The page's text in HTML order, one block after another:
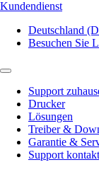
Kundendienst
Deutschland
Besuchen Sie
Support
Drucker
Lösungen
Treiber &
Garantie &
Support